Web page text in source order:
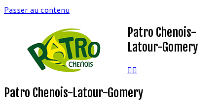
Passer au contenu
Patro Chenois-
Latour-Gomery
Patro Chenois-Latour-Gomery